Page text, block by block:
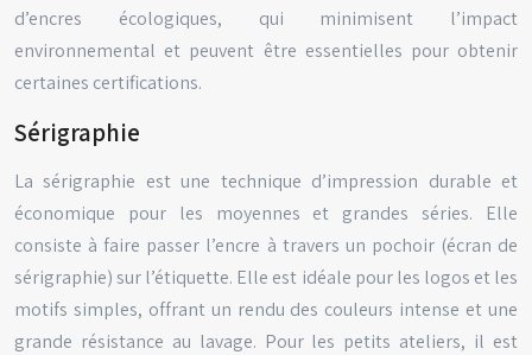
d’encres écologiques, qui minimisent l’impact
environnemental et peuvent être essentielles pour obtenir
certaines certifications.
Sérigraphie
La sérigraphie est une technique d’impression durable et
économique pour les moyennes et grandes séries. Elle
consiste à faire passer l’encre à travers un pochoir (écran de
sérigraphie) sur l’étiquette. Elle est idéale pour les logos et les
motifs simples, offrant un rendu des couleurs intense et une
grande résistance au lavage. Pour les petits ateliers, il est